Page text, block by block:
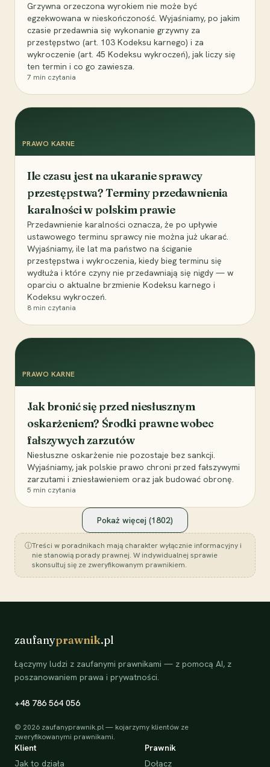
Grzywna orzeczona wyrokiem nie może być
egzekwowana w nieskończoność. Wyjaśniamy, po jakim
czasie przedawnia się wykonanie grzywny za
przestępstwo (art. 103 Kodeksu karnego) i za
wykroczenie (art. 45 Kodeksu wykroczeń), jak liczy się
ten termin i co go zawiesza.
7 min czytania
PRAWO KARNE
Ile czasu jest na ukaranie sprawcy
przestępstwa? Terminy przedawnienia
karalności w polskim prawie
Przedawnienie karalności oznacza, że po upływie
ustawowego terminu sprawcy nie można już ukarać.
Wyjaśniamy, ile lat ma państwo na ściganie
przestępstwa i wykroczenia, kiedy bieg terminu się
wydłuża i które czyny nie przedawniają się nigdy — w
oparciu o aktualne brzmienie Kodeksu karnego i
Kodeksu wykroczeń.
8 min czytania
PRAWO KARNE
Jak bronić się przed niesłusznym
oskarżeniem? Środki prawne wobec
fałszywych zarzutów
Niesłuszne oskarżenie nie pozostaje bez sankcji.
Wyjaśniamy, jak polskie prawo chroni przed fałszywymi
zarzutami i zniesławieniem oraz jak budować obronę.
5 min czytania
Pokaż więcej (1802)
ⓘTreści w poradnikach mają charakter wyłącznie informacyjny i
nie stanowią porady prawnej. W indywidualnej sprawie
skonsultuj się ze zweryfikowanym prawnikiem.
zaufanyprawnik.pl
Łączymy ludzi z zaufanymi prawnikami — z pomocą AI, z
poszanowaniem prawa i prywatności.
+48 786 564 056
© 2026 zaufanyprawnik.pl — kojarzymy klientów ze
zweryfikowanymi prawnikami.
Klient
Jak to działa
Prawnik
Dołącz